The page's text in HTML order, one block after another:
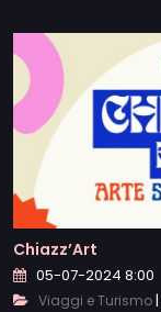
Chiazz’Art
05-07-2024 8:00
Viaggi e Turismo|